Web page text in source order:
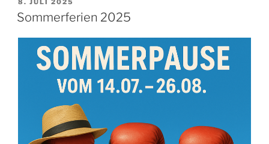
AM
8. JULI 2025
Sommerferien 2025